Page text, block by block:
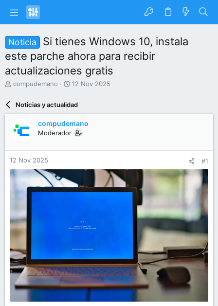
Noticia
Si tienes Windows 10, instala
este parche ahora para recibir
actualizaciones gratis
I
a
r
d
e
l
compudemano
F
h
d
e
n
c
i
o
12 Nov 2025
Noticias y actualidad
compudemano
Moderador
12 Nov 2025 #1